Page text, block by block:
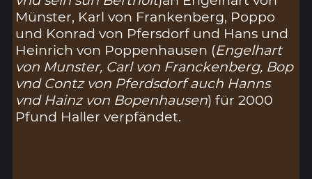
Münster, Karl von Frankenberg, Poppo
und Konrad von Pfersdorf und Hans und
Heinrich von Poppenhausen (Engelhart
von Munster, Carl von Franckenberg, Bop
vnd Contz von Pferdsdorf auch Hanns
vnd Hainz von Bopenhausen) für 2000
Pfund Haller verpfändet.